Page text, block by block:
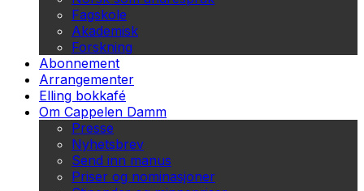
Fagskole
Akademisk
Forskning
Abonnement
Arrangementer
Elling bokkafé
Om Cappelen Damm
Presse
Nyhetsbrev
Send inn manus
Priser og nominasjoner